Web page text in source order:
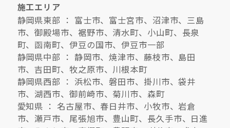
施工エリア
静岡県東部 ： 富士市、富士宮市、沼津市、三島
市、御殿場市、裾野市、清水町、小山町、長泉
町、函南町、伊豆の国市、伊豆市一部
静岡県中部 ： 静岡市、焼津市、藤枝市、島田
市、吉田町、牧之原市、川根本町
静岡県西部 ： 浜松市、磐田市、掛川市、袋井
市、湖西市、御前崎市、菊川市、森町
愛知県 ： 名古屋市、春日井市、小牧市、岩倉
市、瀬戸市、尾張旭市、豊山町、長久手市、日進